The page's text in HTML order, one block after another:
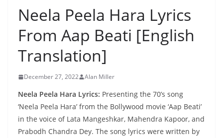
Neela Peela Hara Lyrics
From Aap Beati [English
Translation]
December 27, 2022 Alan Miller
Neela Peela Hara Lyrics: Presenting the 70’s song
‘Neela Peela Hara’ from the Bollywood movie ‘Aap Beati’
in the voice of Lata Mangeshkar, Mahendra Kapoor, and
Prabodh Chandra Dey. The song lyrics were written by